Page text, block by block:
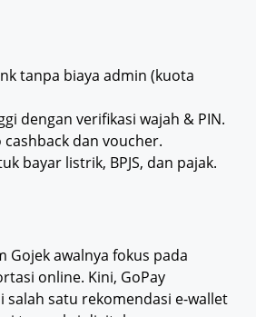
tanpa biaya admin (kuota
dengan verifikasi wajah & PIN.
dan voucher.
bayar listrik, BPJS, dan pajak.
Gojek awalnya fokus pada
online. Kini, GoPay
salah satu rekomendasi e-wallet